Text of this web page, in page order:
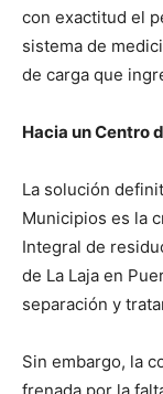
con exactitud el
sistema de
de carga que
Hacia un Centro
La solución
Municipios es la
Integral de
de La Laja en
separación y
Sin embargo, la